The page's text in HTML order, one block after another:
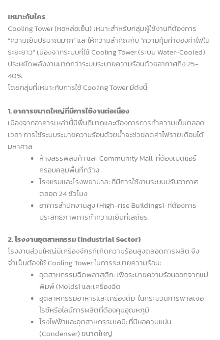
เหมาะกับใคร
Cooling Tower (หอหล่อเย็น) เหมาะสำหรับกลุ่มผู้ใช้งานที่ต้องการ
“ความเย็นปริมาณมาก” และให้ความสำคัญกับ “ความคุ้มค่าของค่าไฟใน
ระยะยาว” เนื่องจากระบบที่ใช้ Cooling Tower (ระบบ Water-Cooled)
ประหยัดพลังงานมากกว่าระบบระบายความร้อนด้วยอากาศถึง 25-
40%
โดยกลุ่มที่เหมาะกับการใช้ Cooling Tower มีดังนี้:
1. อาคารขนาดใหญ่ที่มีการใช้งานต่อเนื่อง
เนื่องจากอาคารเหล่านี้มีพื้นที่มากและต้องการการทำความเย็นตลอด
เวลา การใช้ระบบระบายความร้อนด้วยน้ำจะช่วยลดค่าไฟรายเดือนได้
มหาศาล:
ห้างสรรพสินค้า และ Community Mall: ที่ต้องเปิดแอร์
ครอบคลุมพื้นที่กว้าง
โรงแรมและโรงพยาบาล: ที่มีการใช้งานระบบปรับอากาศ
ตลอด 24 ชั่วโมง
อาคารสำนักงานสูง (High-rise Buildings): ที่ต้องการ
ประสิทธิภาพการทำความเย็นที่เสถียร
2. โรงงานอุตสาหกรรม (Industrial Sector)
โรงงานส่วนใหญ่มีเครื่องจักรที่เกิดความร้อนสูงตลอดการผลิต จึง
จำเป็นต้องใช้ Cooling Tower ในการระบายความร้อน:
อุตสาหกรรมฉีดพลาสติก: เพื่อระบายความร้อนออกจากแม่
พิมพ์ (Molds) และเครื่องฉีด
อุตสาหกรรมอาหารและเครื่องดื่ม: ในกระบวนการพาสเจอ
ไรซ์หรือไลน์การผลิตที่ต้องคุมอุณหภูมิ
โรงไฟฟ้าและอุตสาหกรรมเคมี: ที่มีหอควบแน่น
(Condenser) ขนาดใหญ่